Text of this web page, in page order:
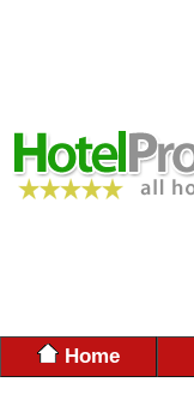
Home